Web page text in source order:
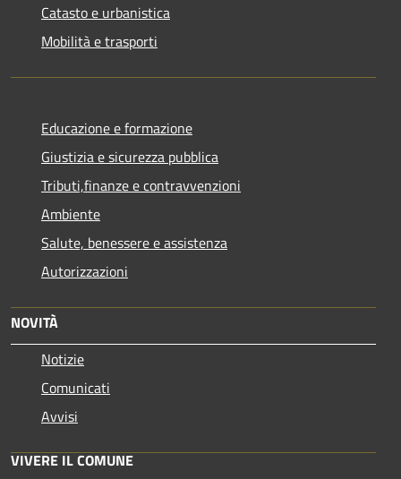
Catasto e urbanistica
Mobilità e trasporti
Educazione e formazione
Giustizia e sicurezza pubblica
Tributi,finanze e contravvenzioni
Ambiente
Salute, benessere e assistenza
Autorizzazioni
NOVITÀ
Notizie
Comunicati
Avvisi
VIVERE IL COMUNE